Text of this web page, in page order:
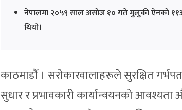
नेपालमा २०५९ साल असोज १० गते मुलुकी ऐनको ११औं
थियो।
काठमाडौँ । सरोकारवालाहरूले सुरक्षित
सुधार र प्रभावकारी कार्यान्वयनको